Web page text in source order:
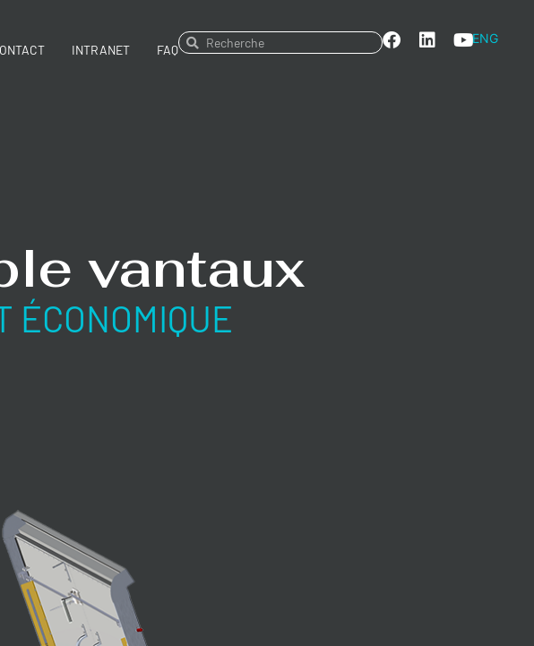
INTRANET FAQ
ENG
vantaux
ÉCONOMIQUE